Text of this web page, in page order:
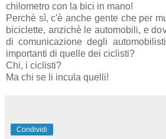
chilometro con la bici in mano!
Perchè sì, c'è anche gente che per
biciclette, anzichè le automobili, e
di comunicazione degli
importanti di quelle dei ciclisti?
Chi, i ciclisti?
Ma chi se li incula quelli!
Condividi